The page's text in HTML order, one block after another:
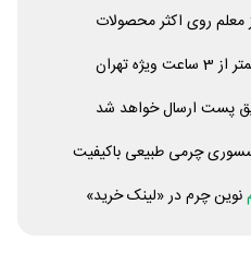
معلم روی اکثر محصولات
تهران
پست ارسال خواهد شد
چرمی طبیعی باکیفیت
نوین چرم در «لینک خرید»